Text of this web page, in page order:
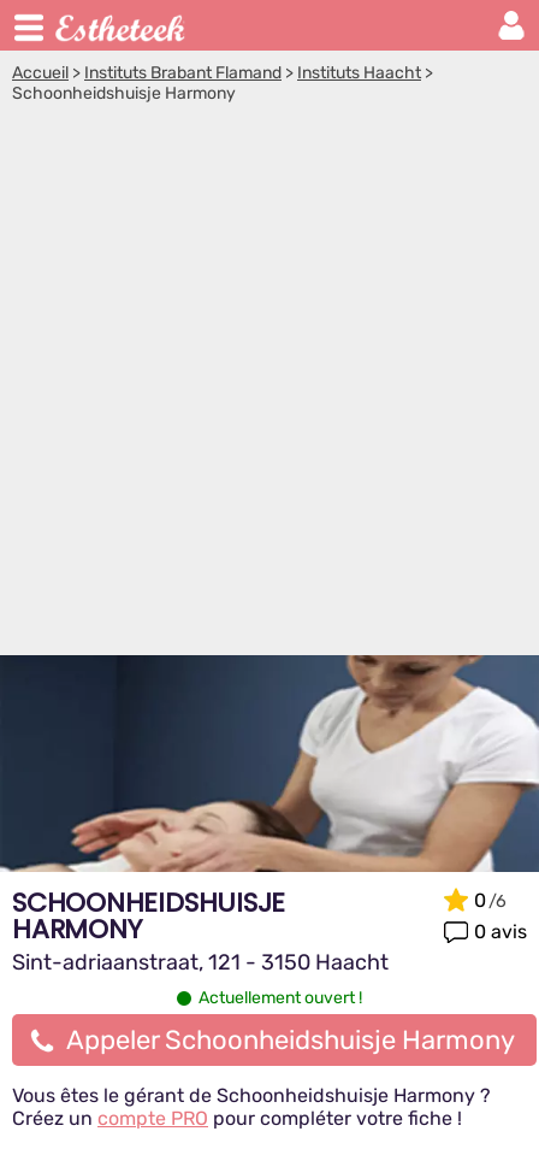
Accueil > Instituts Brabant Flamand > Instituts Haacht>
Schoonheidshuisje Harmony
SCHOONHEIDSHUISJE
HARMONY
Sint-adriaanstraat, 121 - 3150 Haacht
0
0 avis
Actuellement ouvert !
Appeler Schoonheidshuisje Harmony
Vous êtes le gérant de Schoonheidshuisje Harmony ?
Créez un compte PRO pour compléter votre fiche !